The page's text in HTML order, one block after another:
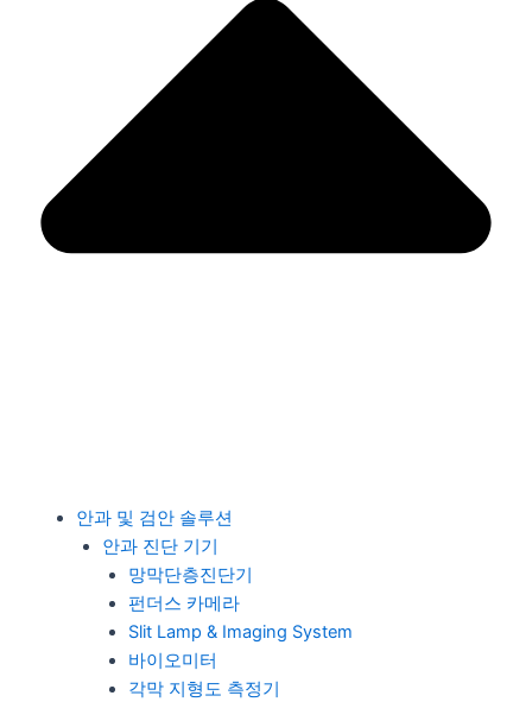
안과 및 검안 솔루션
안과 진단 기기
망막단층진단기
펀더스 카메라
Slit Lamp & Imaging System
바이오미터
각막 지형도 측정기